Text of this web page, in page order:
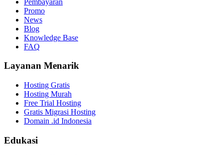
Promo
News
Blog
Knowledge Base
FAQ
Layanan Menarik
Hosting Gratis
Hosting Murah
Free Trial Hosting
Gratis Migrasi Hosting
Domain .id Indonesia
Edukasi